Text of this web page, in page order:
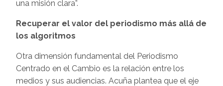
una misión clara”.
Recuperar el valor del periodismo más allá de
los algoritmos
Otra dimensión fundamental del Periodismo
Centrado en el Cambio es la relación entre los
medios y sus audiencias. Acuña plantea que el eje